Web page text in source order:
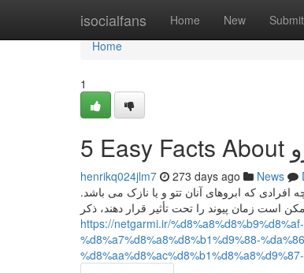
isocialfans Home New Submit
Home
Home
1
henrikq024jlm7 273 days ago News
که ابروهای آنان تتو و یا نازک می باشد.
است زمان پیوند را تحت تأثیر قرار دهند، ذکر
https://netgarmi.ir/
%d8%a7%d8%a8%d8%b1%d9%88-